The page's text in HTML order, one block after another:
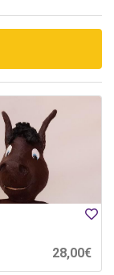
28,00€